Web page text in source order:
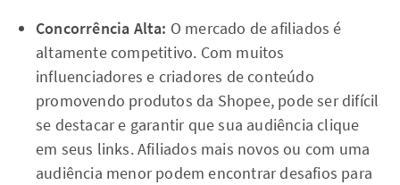
Concorrência Alta: O mercado de afiliados é
altamente competitivo. Com muitos
influenciadores e criadores de conteúdo
promovendo produtos da Shopee, pode ser difícil
se destacar e garantir que sua audiência clique
em seus links. Afiliados mais novos ou com uma
audiência menor podem encontrar desafios para